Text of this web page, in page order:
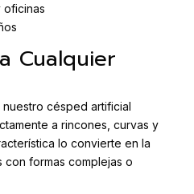
oficinas
Cualquier
césped artificial
a rincones, curvas y
lo convierte en la
formas complejas o